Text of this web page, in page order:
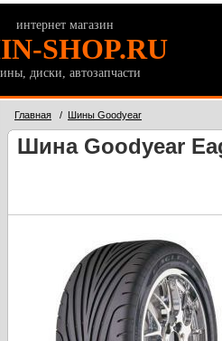
интернет магазин
SHOP.RU
диски, автозапчасти
Главная / Шины Goodyear
Шина Goodyear